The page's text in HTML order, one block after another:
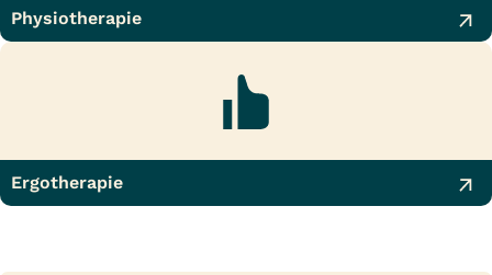
Physiotherapie
Ergotherapie